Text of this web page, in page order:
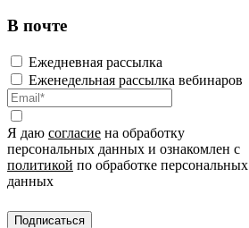
В почте
Ежедневная рассылка
Еженедельная рассылка вебинаров
Я даю согласие на обработку
персональных данных и ознакомлен с
политикой по обработке персональных
данных
Подписаться